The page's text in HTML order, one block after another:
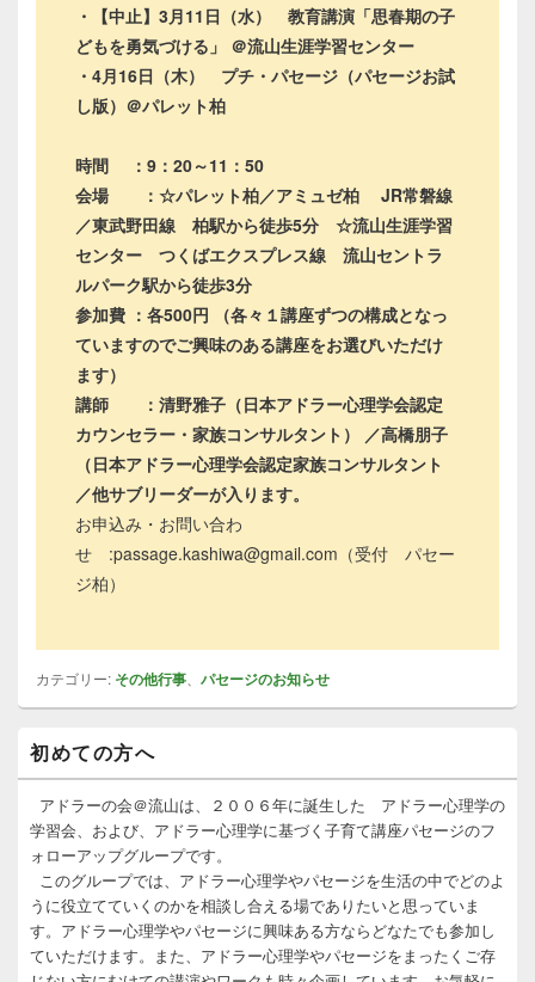
・【中止】3月11日（水） 教育講演「思春期の子
どもを勇気づける」 ＠流山生涯学習センター
・4月16日（木） プチ・パセージ（パセージお試
し版）＠パレット柏
時間 ：9：20～11：50
会場 ：☆パレット柏／アミュゼ柏 JR常磐線
／東武野田線 柏駅から徒歩5分 ☆流山生涯学習
センター つくばエクスプレス線 流山セントラ
ルパーク駅から徒歩3分
参加費 ：各500円 （各々１講座ずつの構成となっ
ていますのでご興味のある講座をお選びいただけ
ます）
講師 ：清野雅子（日本アドラー心理学会認定
カウンセラー・家族コンサルタント） ／高橋朋子
（日本アドラー心理学会認定家族コンサルタント
／他サブリーダーが入ります。
お申込み・お問い合わ
せ :passage.kashiwa@gmail.com（受付 パセー
ジ柏）
カテゴリー: その他行事 パセージのお知らせ
イ
ン
イ
ィ
ジ
初めての方へ
アドラーの会＠流山は、２００６年に誕生した アドラー心理学の
学習会、および、アドラー心理学に基づく子育て講座パセージのフ
ォローアップグループです。
このグループでは、アドラー心理学やパセージを生活の中でどのよ
うに役立てていくのかを相談し合える場でありたいと思っていま
す。アドラー心理学やパセージに興味ある方ならどなたでも参加し
ていただけます。また、アドラー心理学やパセージをまったくご存